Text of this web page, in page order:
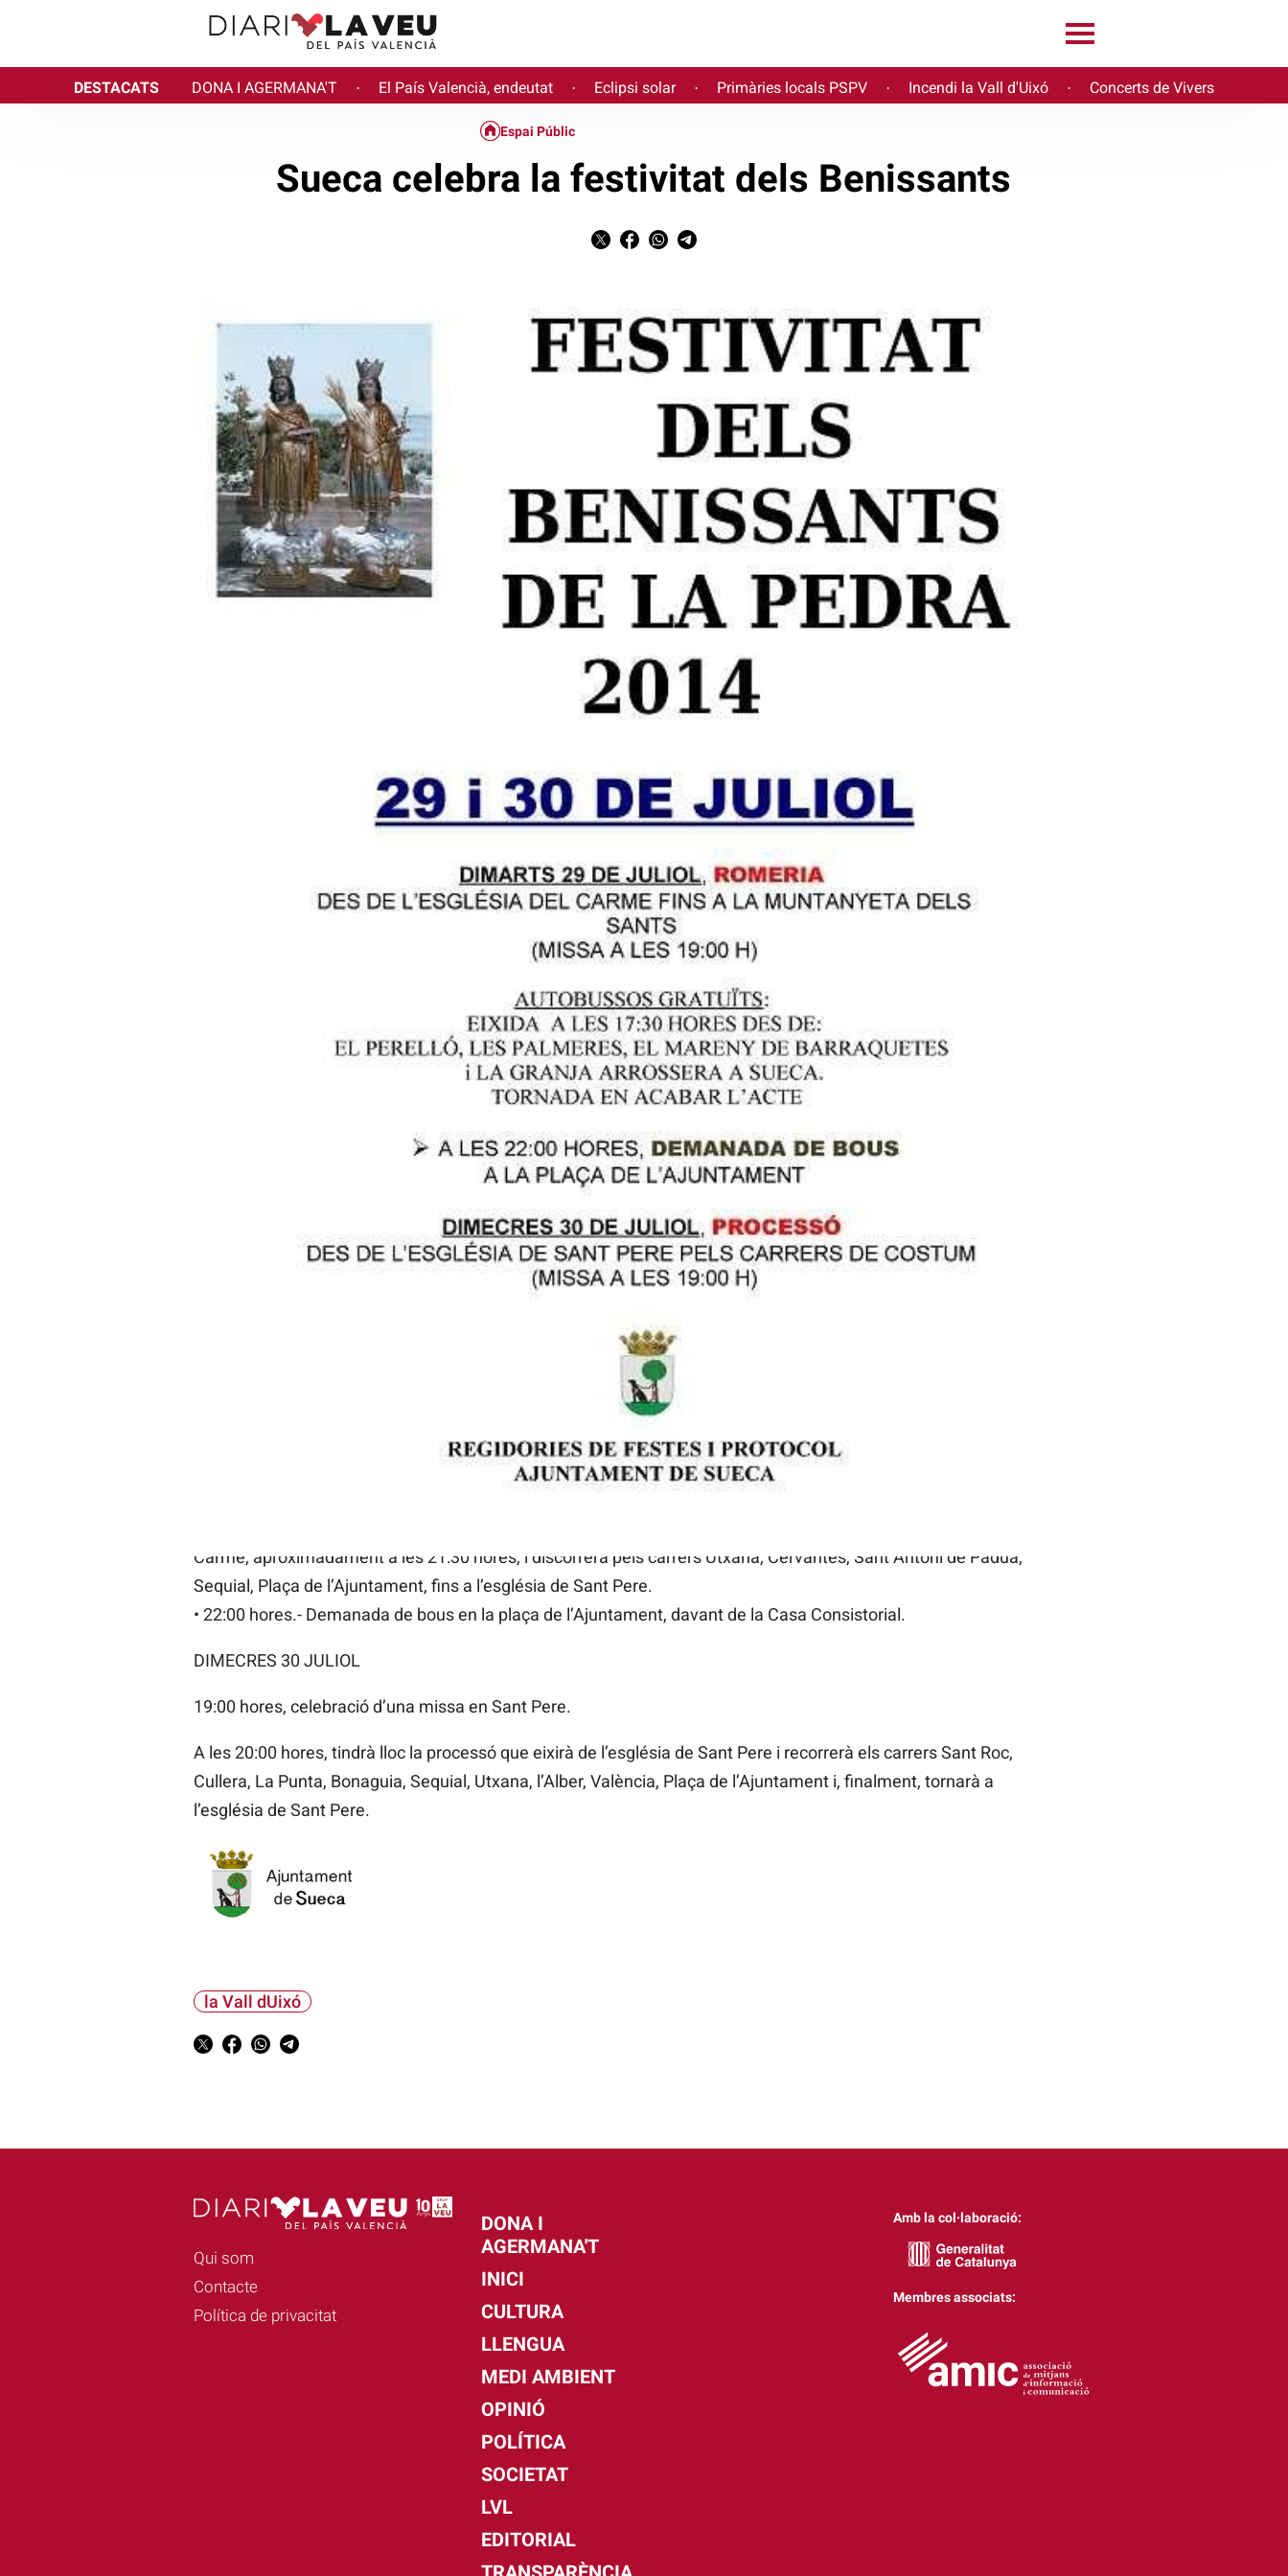
DESTACATS DONA I AGERMANA'T · El País Valencià, endeutat · Eclipsi solar · Primàries locals PSPV · Incendi la Vall d'Uixó · Concerts de Vivers
Cartell de la festivitat.
Espai Públic
Sueca celebra la festivitat dels Benissants
Els pròxims dies 29 i 30 de juliol, Sueca celebrarà la tradicional festivitat dels Benissants de la Pedra. El dimarts 29,
tindrà lloc la romeria des de l’església del Carme fins a la Muntanyeta dels Sants (carretera Sueca – les Palmeres).
L’eixida està prevista per a les 18 hores. Per a la gent que no vullga acudir a peu fins l’ermita, s’ha previst el servei
Arrossera de Sueca. A les 19 hores, se celebrarà una missa de campanya en honor als Benissants.
Els xiquets que enguany han sigut triats Majorals dels Benissants són: Manel Rumbau Ferrandis, Álvaro Corts
Filgueras, Enrique Cebolla Flors, Daniel España Tamarit i Pablo Cerezuela Alberola.
Aquest és el programa complet d’actes:
• 17:00 h.- Concentració. Eixida a peu (a les 18 hores) en romeria, des del carrer Cantant La Vendrell cap a la
• 17:00 h.- Concentració de cavalleries en el carrer del Pont Vell.
• 18:00 h.- Autobusos gratuïts, des de Sueca i la zona marítima, fins a l’ermita dels Benissants (llocs de costum).
• 19:00 h.- Missa de campanya en la Muntanyeta.
Carme, aproximadament a les 21:30 hores, i discorrerà pels carrers Utxana, Cervantes, Sant Antoni de Pàdua,
Sequial, Plaça de l’Ajuntament, fins a l’església de Sant Pere.
• 22:00 hores.- Demanada de bous en la plaça de l’Ajuntament, davant de la Casa Consistorial.
DIMECRES 30 JULIOL
19:00 hores, celebració d’una missa en Sant Pere.
A les 20:00 hores, tindrà lloc la processó que eixirà de l’església de Sant Pere i recorrerà els carrers Sant Roc,
Cullera, La Punta, Bonaguia, Sequial, Utxana, l’Alber, València, Plaça de l’Ajuntament i, finalment, tornarà a
l’església de Sant Pere.
la Vall dUixó
Qui som
Contacte
Política de privacitat
DONA I
AGERMANA'T
INICI
CULTURA
LLENGUA
MEDI AMBIENT
OPINIÓ
POLÍTICA
SOCIETAT
LVL
EDITORIAL
Amb la col·laboració:
Membres associats: